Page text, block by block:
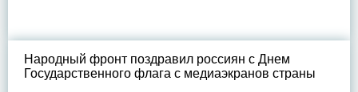
Народный фронт поздравил россиян с Днем
Государственного флага с медиаэкранов страны